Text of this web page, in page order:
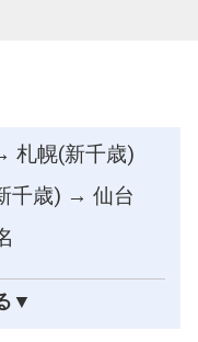
札幌(新千歳)
千歳) → 仙台
▼